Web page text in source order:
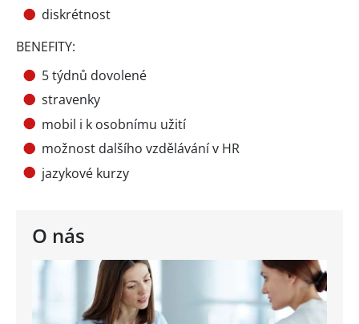
O nás
diskrétnost
BENEFITY:
5 týdnů dovolené
stravenky
mobil i k osobnímu užití
možnost dalšího vzdělávání v HR
jazykové kurzy